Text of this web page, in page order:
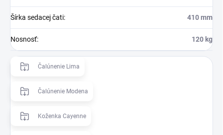
Šírka sedacej čati: 410 mm
Nosnosť: 120 kg
Čalúnenie Lima
Čalúnenie Modena
Koženka Cayenne